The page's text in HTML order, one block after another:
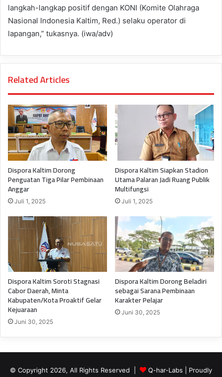
langkah-langkap positif dengan KONI (Komite Olahraga
Nasional Indonesia Kaltim, Red.) selaku operator di
lapangan,” tukasnya. (iwa/adv)
Related Articles
Dispora Kaltim Dorong
Penguatan Tiga Pilar Pembinaan
Anggar
Juli 1, 2025
Dispora Kaltim Siapkan Stadion
Utama Palaran Jadi Ruang Publik
Multifungsi
Juli 1, 2025
Dispora Kaltim Soroti Stagnasi
Cabor Daerah, Minta
Kabupaten/Kota Proaktif Gelar
Kejuaraan
Juni 30, 2025
Dispora Kaltim Dorong Beladiri
sebagai Sarana Pembinaan
Karakter Pelajar
Juni 30, 2025
© Copyright 2026, All Rights Reserved | Q-har-Labs | Proudly